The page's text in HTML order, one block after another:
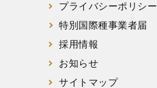
プライバシーポリシー
特別国際種事業者届
採用情報
お知らせ
サイトマップ